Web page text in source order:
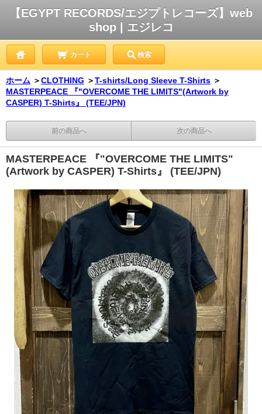
【EGYPT RECORDS/エジプトレコーズ】web
shop | エジレコ
カート 検索
ホーム ＞CLOTHING ＞T-shirts/Long Sleeve T-Shirts ＞
MASTERPEACE 『"OVERCOME THE LIMITS"(Artwork by
CASPER) T-Shirts』 (TEE/JPN)
前の商品へ 次の商品へ
MASTERPEACE 『"OVERCOME THE LIMITS"
(Artwork by CASPER) T-Shirts』 (TEE/JPN)